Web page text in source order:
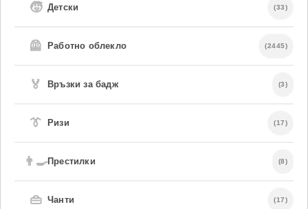
🧒 Детски (33)
🦺 Работно облекло (2445)
🏅 Връзки за бадж (3)
👔 Ризи (17)
👨‍🍳Престилки (8)
👜 Чанти (17)